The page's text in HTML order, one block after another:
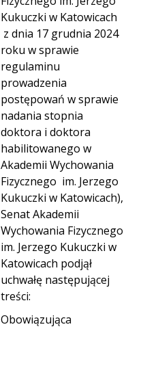
Kukuczki w Katowicach
z dnia 17 grudnia 2024
roku w sprawie
regulaminu
prowadzenia
postępowań w sprawie
nadania stopnia
doktora i doktora
habilitowanego w
Akademii Wychowania
Fizycznego im. Jerzego
Kukuczki w Katowicach),
Senat Akademii
Wychowania Fizycznego
im. Jerzego Kukuczki w
Katowicach podjął
uchwałę następującej
treści:
Obowiązująca